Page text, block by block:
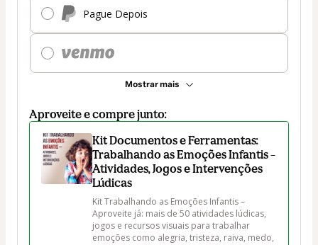
Pague Depois
Mostrar mais
Aproveite e compre junto:
Kit Documentos e Ferramentas:
Trabalhando as Emoções Infantis –
Atividades, Jogos e Intervenções
Lúdicas
Kit Trabalhando as Emoções Infantis –
Aproveite já: mais de 50 atividades lúdicas,
jogos e recursos visuais para trabalhar
emoções como alegria, tristeza, raiva, medo,